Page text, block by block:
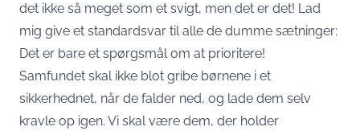
det ikke så meget som et svigt, men det er det! Lad
mig give et standardsvar til alle de dumme sætninger:
Det er bare et spørgsmål om at prioritere!
Samfundet skal ikke blot gribe børnene i et
sikkerhednet, når de falder ned, og lade dem selv
kravle op igen. Vi skal være dem, der holder